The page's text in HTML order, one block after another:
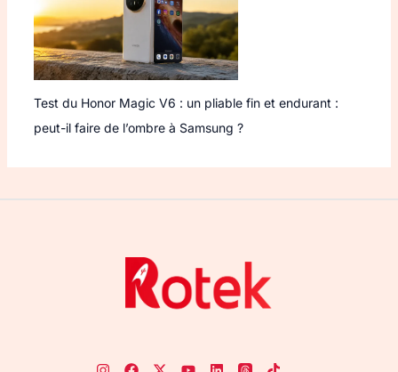
Test du Honor Magic V6 : un pliable fin et endurant :
peut-il faire de l’ombre à Samsung ?